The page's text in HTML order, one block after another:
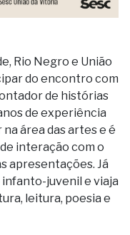
Rio Negro e União
do encontro com
de histórias
de experiência
área das artes e é
interação com o
apresentações. Já
juvenil e viaja
leitura, poesia e